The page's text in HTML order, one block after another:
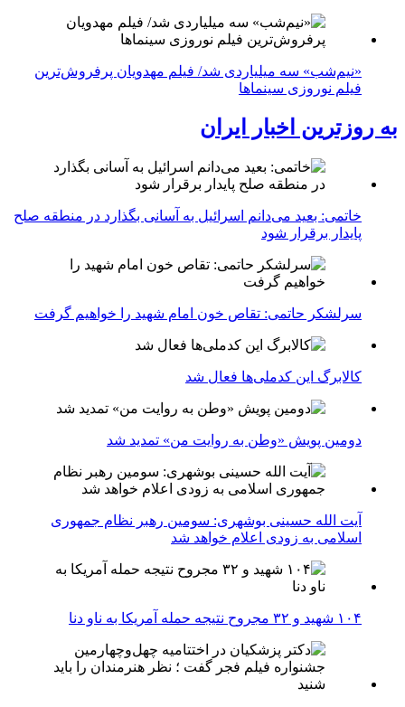
«نیم‌شب» سه میلیاردی شد/ فیلم مهدویان پرفروش‌ترین
فیلم نوروزی سینماها
به روزترین اخبار ایران
خاتمی: بعید می‌دانم اسرائیل به آسانی بگذارد در منطقه صلح
پایدار برقرار شود
سرلشکر حاتمی: تقاص خون امام شهید را خواهیم گرفت
کالابرگ این کدملی‌ها فعال شد
دومین پویش «وطن به روایت من» تمدید شد
آیت الله حسینی بوشهری: سومین رهبر نظام جمهوری
اسلامی به زودی اعلام خواهد شد
۱۰۴ شهید و ۳۲ مجروح نتیجه حمله آمریکا به ناو دنا